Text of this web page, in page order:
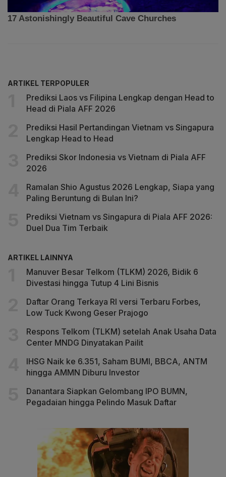
ARTIKEL TERPOPULER
Prediksi Laos vs Filipina Lengkap dengan Head to
Head di Piala AFF 2026
Prediksi Hasil Pertandingan Vietnam vs Singapura
Lengkap Head to Head
Prediksi Skor Indonesia vs Vietnam di Piala AFF
2026
Ramalan Shio Agustus 2026 Lengkap, Siapa yang
Paling Beruntung di Bulan Ini?
Prediksi Vietnam vs Singapura di Piala AFF 2026:
Duel Dua Tim Terbaik
ARTIKEL LAINNYA
Manuver Besar Telkom (TLKM) 2026, Bidik 6
Divestasi hingga Tutup 4 Lini Bisnis
Daftar Orang Terkaya RI versi Terbaru Forbes,
Low Tuck Kwong Geser Prajogo
Respons Telkom (TLKM) setelah Anak Usaha Data
Center MNDG Dinyatakan Pailit
IHSG Naik ke 6.351, Saham BUMI, BBCA, ANTM
hingga AMMN Diburu Investor
Danantara Siapkan Gelombang IPO BUMN,
Pegadaian hingga Pelindo Masuk Daftar